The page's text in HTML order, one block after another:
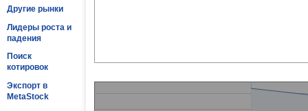
Другие рынки
Лидеры роста и
падения
Поиск
котировок
Экспорт в
MetaStock